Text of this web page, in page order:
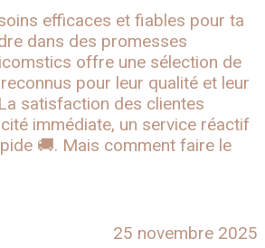
efficaces et fiables pour ta
dans des promesses
offre une sélection de
pour leur qualité et leur
satisfaction des clientes
immédiate, un service réactif
🚚. Mais comment faire le
25 novembre 2025